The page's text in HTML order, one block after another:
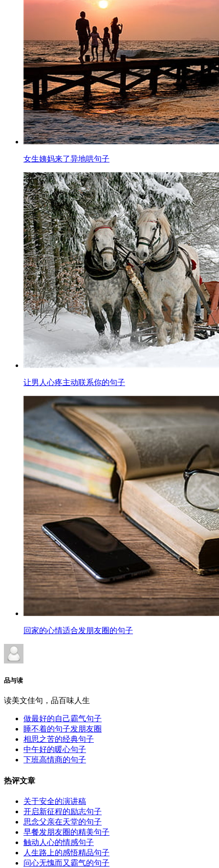
女生姨妈来了异地哄句子
让男人心疼主动联系你的句子
回家的心情适合发朋友圈的句子
品与读
读美文佳句，品百味人生
做最好的自己霸气句子
睡不着的句子发朋友圈
相思之苦的经典句子
中午好的暖心句子
下班高情商的句子
热评文章
关于安全的演讲稿
开启新征程的励志句子
思念父亲在天堂的句子
早餐发朋友圈的精美句子
触动人心的情感句子
人生路上的感悟精品句子
问心无愧而又霸气的句子